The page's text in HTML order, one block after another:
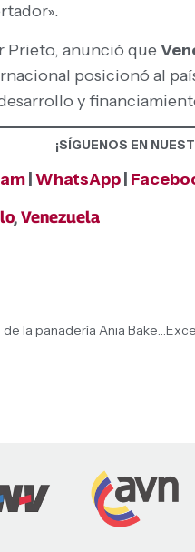
Prieto, anunció que
posicionó al
y
¡SÍGUENOS EN
WhatsApp
,Venezuela
Presidenta (E) Delcy Rodríguez constata operatividad de la panadería Ania Bakery Gluten Free en Caracas